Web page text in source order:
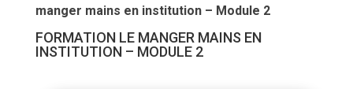
manger mains en institution – Module 2
FORMATION LE MANGER MAINS EN
INSTITUTION – MODULE 2